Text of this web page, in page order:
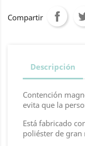
Compartir
Descripción
Contención
evita que la
Está fabricado
poliéster de gran